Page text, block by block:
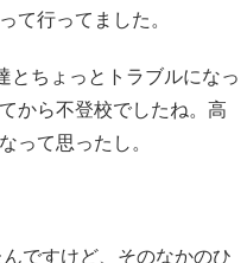
て行ってました。
とちょっとトラブルになっ
から不登校でしたね。高
って思ったし。
ですけど、そのなかのひ